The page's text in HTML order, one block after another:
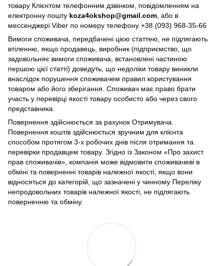
товару Клієнтом телефонним дзвінком, повідомленням на
електронну пошту koza4okshop@gmail.com , або в
мессенджері Viber по номеру телефону +38 (093) 968-35-66
Вимоги споживача, передбачені цією статтею, не підлягають
втіленню, якщо продавець, виробник (підприємство, що
задовольняє вимоги споживача, встановлені частиною
першою цієї статті) доведуть, що недоліки товару виникли
внаслідок порушення споживачем правил користування
товаром або його зберігання. Споживач має право брати
участь у перевірці якості товару особисто або через свого
представника.
Повернення здійснюється за рахунок Отримувача.
Повернення коштів здійснюється зручним для клієнта
способом протягом 3-х робочих днів після отримання та
перевірки продавцем товару. Згідно із Законом «Про захист
прав споживачів», компанія може відмовити споживачеві в
обміні та поверненні товарів належної якості, якщо вони
відносяться до категорій, що зазначені у чинному Переліку
непродовольчих товарів належної якості, не підлягають
поверненню та обміну.